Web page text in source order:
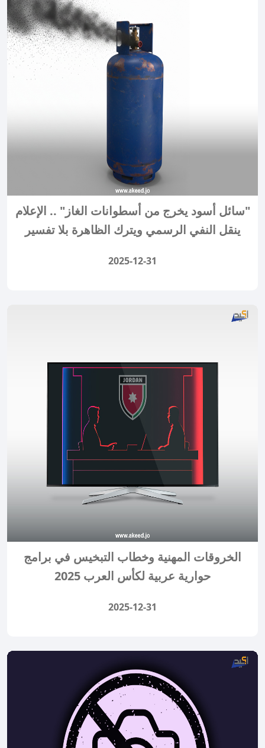
"سائل أسود يخرج من أسطوانات الغاز" .. الإعلام
ينقل النفي الرسمي ويترك الظاهرة بلا تفسير
2025-12-31
الخروقات المهنية وخطاب التبخيس في برامج
حوارية عربية لكأس العرب 2025
2025-12-31